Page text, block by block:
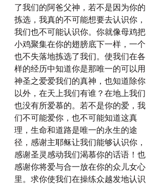
了我们的阿爸父神，若不是因为你的
拣选，我真的不可能想要去认识你，
我们也不可能认识你。你就像母鸡把
小鸡聚集在你的翅膀底下一样，一个
也不失落地拣选了我们。使我们在各
样的经历中知道你是那唯一的可以用
神圣之爱爱我们的真神，也知道除你
以外，在天上我们有谁？在地上我们
也没有所爱慕的。若不是你的爱，我
们不可能爱你，也不可能知道这真
理，生命和道路是唯一的永生的途
径，感谢主耶稣让我们能够认识你，
感谢圣灵感动我们渴慕你的话语！也
感谢你将爱与合一放在你的众儿女心
里。求你使我们在操练众越发地认识